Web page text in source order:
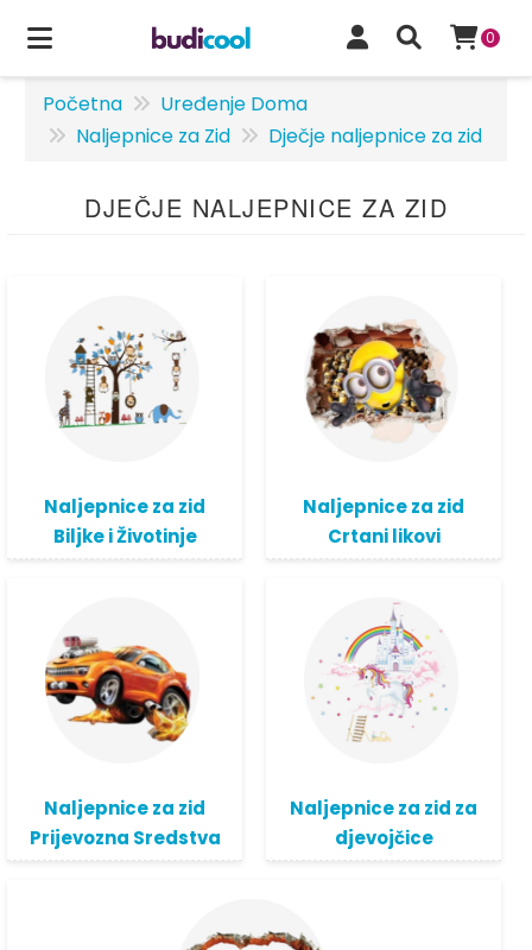
0
Početna
Uređenje Doma
Naljepnice za Zid
Dječje naljepnice za zid
DJEČJE NALJEPNICE ZA ZID
Naljepnice za zid
Biljke i Životinje
Naljepnice za zid
Crtani likovi
Naljepnice za zid
Prijevozna Sredstva
Naljepnice za zid za
djevojčice